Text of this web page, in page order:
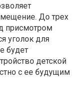
До трех
присмотром
уголок для
будет
детской
с ее будущим